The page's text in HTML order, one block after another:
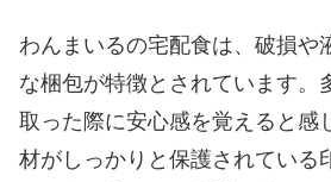
わんまいるの宅配食は、破損や
な梱包が特徴とされています。
取った際に安心感を覚えると感
材がしっかりと保護されている